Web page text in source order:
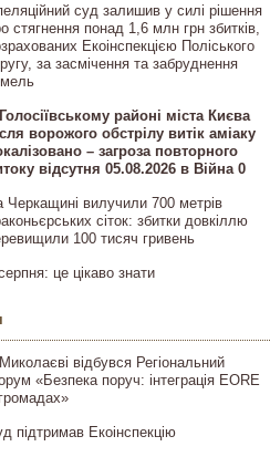
суд залишив у силі рішення
стягнення понад 1,6 млн грн збитків,
Екоінспекцією Поліського
за засмічення та забруднення
районі міста Києва
ворожого обстрілу витік аміаку
– загроза повторного
відсутня 05.08.2026 в Війна 0
Черкащині вилучили 700 метрів
сіток: збитки довкіллю
100 тисяч гривень
це цікаво знати
відбувся Регіональний
«Безпека поруч: інтеграція EORE
підтримав Екоінспекцію